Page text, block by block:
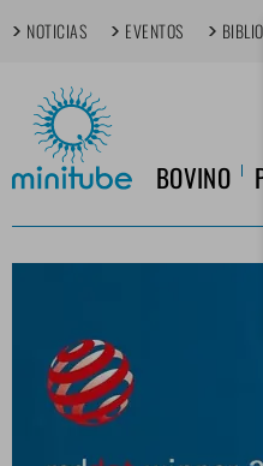
NOTICIAS EVENTOS
BOVINO